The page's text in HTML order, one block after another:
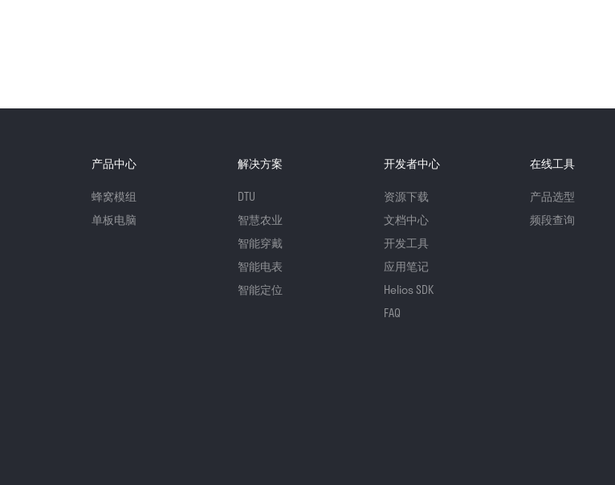
产品中心
蜂窝模组
单板电脑
解决方案
DTU
智慧农业
智能穿戴
智能电表
智能定位
开发者中心
资源下载
文档中心
开发工具
应用笔记
Helios SDK
FAQ
在线工具
产品选型
频段查询